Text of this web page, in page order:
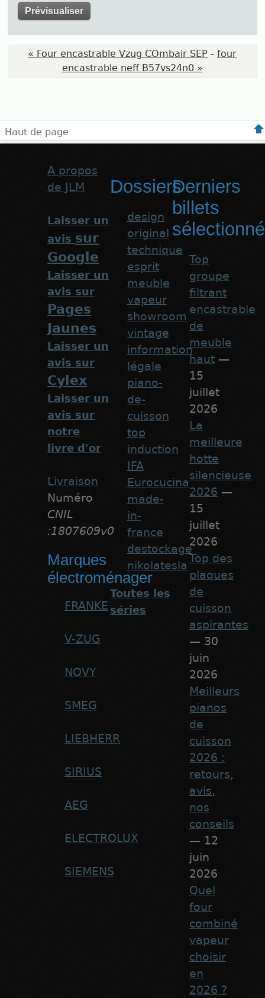
« Four encastrable Vzug COmbair SEP - four
encastrable neff B57vs24n0 »
Haut de page
A propos
de JLM
Laisser un
avis sur
Google
Laisser un
avis sur
Pages
Jaunes
Laisser un
avis sur
Cylex
Laisser un
avis sur
notre
livre d'or
Livraison
Numéro
CNIL
:1807609v0
Marques
électroménager
FRANKE
V-ZUG
NOVY
SMEG
LIEBHERR
SIRIUS
AEG
ELECTROLUX
SIEMENS
Dossiers
design
original
technique
esprit
meuble
vapeur
showroom
vintage
information
légale
piano-
de-
cuisson
top
induction
IFA
Eurocucina
made-
in-
france
destockage
nikolatesla
Toutes les
séries
Derniers
billets
Top
groupe
filtrant
encastrable
de
meuble
haut —
15
juillet
2026
La
meilleure
hotte
silencieuse
2026 —
15
juillet
2026
Top des
plaques
de
cuisson
aspirantes
— 30
juin
2026
Meilleurs
pianos
de
cuisson
2026 :
retours,
avis,
nos
conseils
— 12
juin
2026
Quel
four
combiné
vapeur
choisir
en
2026 ?